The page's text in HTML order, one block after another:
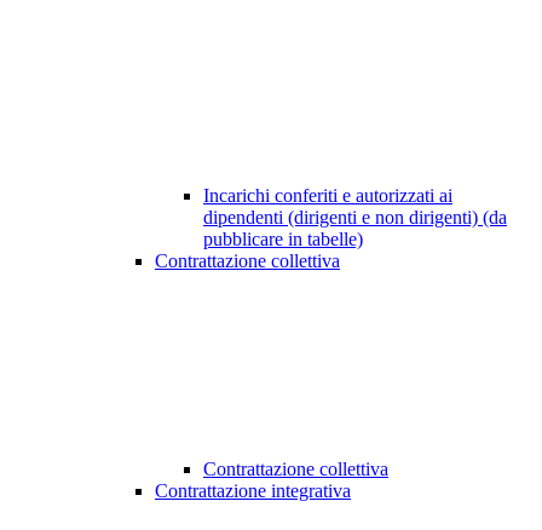
Incarichi conferiti e autorizzati ai
dipendenti (dirigenti e non dirigenti) (da
pubblicare in tabelle)
Contrattazione collettiva
Contrattazione collettiva
Contrattazione integrativa